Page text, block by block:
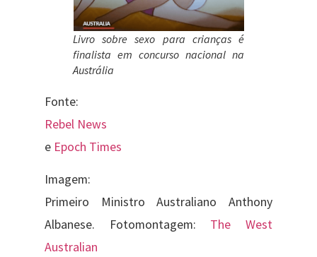
Livro sobre sexo para crianças é
finalista em concurso nacional na
Austrália
Fonte:
Rebel News
e Epoch Times
Imagem:
Primeiro Ministro Australiano Anthony
Albanese. Fotomontagem: The West
Australian